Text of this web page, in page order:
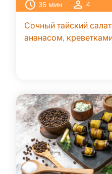
35 мин 4
Сочный тайский
ананасом,